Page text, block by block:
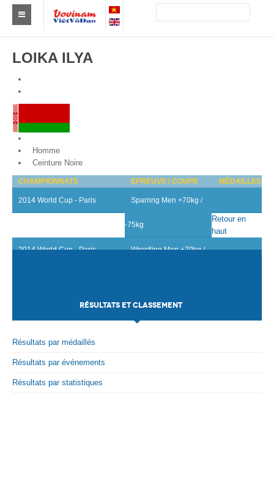
Europe
Afrique
Australie et Océanie
Par Statistiques
Médias
LOIKA ILYA
Homme
Ceinture Noire
CHAMPIONNATS EPREUVE / COUPE MÉDAILLES
2014 World Cup - Paris Sparring Men +70kg /
-75kg
2014 World Cup - Paris Wrestling Men +70kg /
Retour en
haut
RÉSULTATS ET CLASSEMENT
Résultats par médaillés
Résultats par événements
Résultats par statistiques